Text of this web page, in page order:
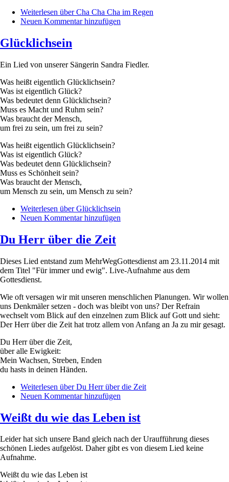
Weiterlesen über Cha Cha Cha im Regen
Neuen Kommentar hinzufügen
Glücklichsein
Ein Lied von unserer Sängerin Sandra Fiedler.
Was heißt eigentlich Glücklichsein?
Was ist eigentlich Glück?
Was bedeutet denn Glücklichsein?
Muss es Macht und Ruhm sein?
Was braucht der Mensch,
um frei zu sein, um frei zu sein?
Was heißt eigentlich Glücklichsein?
Was ist eigentlich Glück?
Was bedeutet denn Glücklichsein?
Muss es Schönheit sein?
Was braucht der Mensch,
um Mensch zu sein, um Mensch zu sein?
Weiterlesen über Glücklichsein
Neuen Kommentar hinzufügen
Du Herr über die Zeit
Dieses Lied entstand zum MehrWegGottesdienst am 23.11.2014 mit
dem Titel "Für immer und ewig". Live-Aufnahme aus dem
Gottesdienst.
Wie oft versagen wir mit unseren menschlichen Planungen. Wir wollen
uns Denkmäler setzen - doch was bleibt von uns? Der Refrain
wechselt vom Blick auf den einzelnen zum Blick auf Gott und sieht:
Der Herr über die Zeit hat trotz allem von Anfang an Ja zu mir gesagt.
Du Herr über die Zeit,
über alle Ewigkeit:
Mein Wachsen, Streben, Enden
du hasts in deinen Händen.
Weiterlesen über Du Herr über die Zeit
Neuen Kommentar hinzufügen
Weißt du wie das Leben ist
Leider hat sich unsere Band gleich nach der Uraufführung dieses
schönen Liedes aufgelöst. Daher gibt es von diesem Lied keine
Aufnahme.
Weißt du wie das Leben ist